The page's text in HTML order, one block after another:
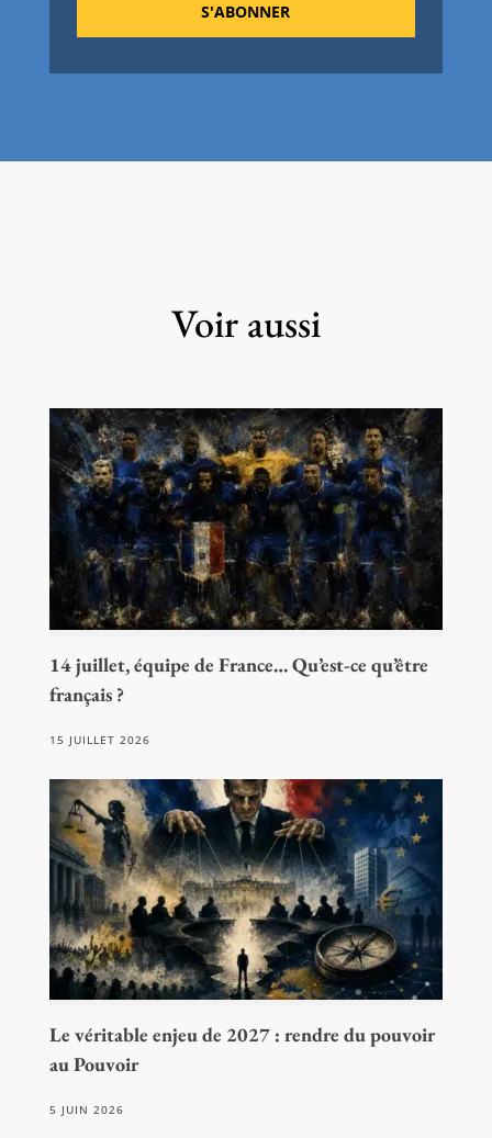
S'ABONNER
Voir aussi
14 juillet, équipe de France… Qu’est-ce qu’être
français ?
15 JUILLET 2026
Le véritable enjeu de 2027 : rendre du pouvoir
au Pouvoir
5 JUIN 2026